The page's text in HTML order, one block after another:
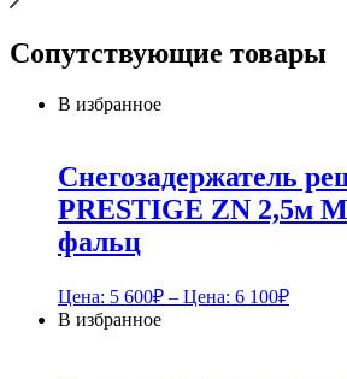
Сопутствующие товары
В избранное
Снегозадержатель
PRESTIGE ZN 2,5м
фальц
Цена: 5 600₽ – Цена: 6 100₽
В избранное